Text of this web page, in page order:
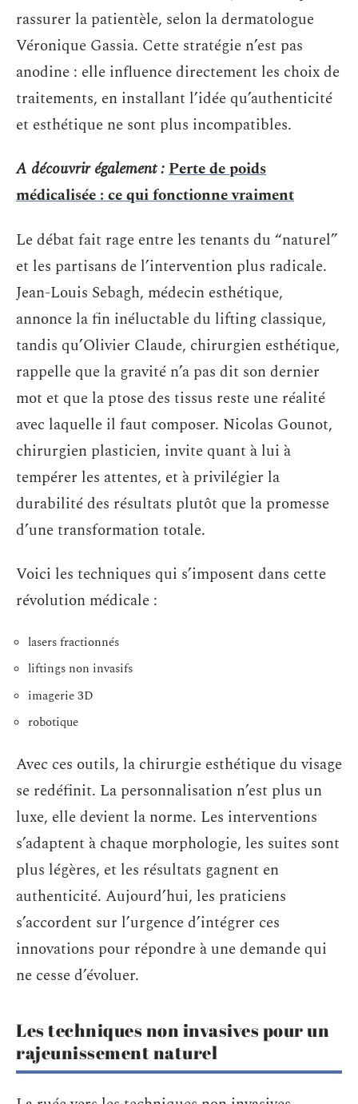
rassurer la patientèle, selon la dermatologue
Véronique Gassia. Cette stratégie n’est pas
anodine : elle influence directement les choix de
traitements, en installant l’idée qu’authenticité
et esthétique ne sont plus incompatibles.
A découvrir également :Perte de poids
médicalisée : ce qui fonctionne vraiment
Le débat fait rage entre les tenants du “naturel”
et les partisans de l’intervention plus radicale.
Jean-Louis Sebagh, médecin esthétique,
annonce la fin inéluctable du lifting classique,
tandis qu’Olivier Claude, chirurgien esthétique,
rappelle que la gravité n’a pas dit son dernier
mot et que la ptose des tissus reste une réalité
avec laquelle il faut composer. Nicolas Gounot,
chirurgien plasticien, invite quant à lui à
tempérer les attentes, et à privilégier la
durabilité des résultats plutôt que la promesse
d’une transformation totale.
Voici les techniques qui s’imposent dans cette
révolution médicale :
lasers fractionnés
liftings non invasifs
imagerie 3D
robotique
Avec ces outils, la chirurgie esthétique du visage
se redéfinit. La personnalisation n’est plus un
luxe, elle devient la norme. Les interventions
s’adaptent à chaque morphologie, les suites sont
plus légères, et les résultats gagnent en
authenticité. Aujourd’hui, les praticiens
s’accordent sur l’urgence d’intégrer ces
innovations pour répondre à une demande qui
ne cesse d’évoluer.
Les techniques non invasives pour un
rajeunissement naturel